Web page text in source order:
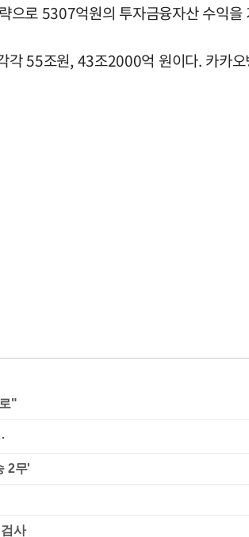
으로 5307억원의 투자금융자산 수익
각 55조원, 43조2000억 원이다. 카카
"
2무'
사